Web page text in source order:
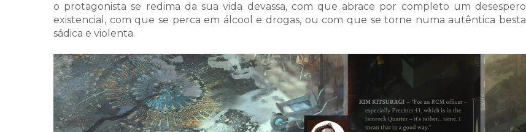
o protagonista se redima da sua vida devassa, com que abrace por completo um desespero
existencial, com que se perca em álcool e drogas, ou com que se torne numa autêntica besta
sádica e violenta.